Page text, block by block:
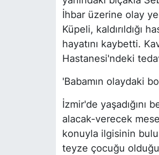
İhbar üzerine olay
Küpeli, kaldırıldığı
hayatını kaybetti.
Hastanesi'ndeki
'Babamın olaydaki
İzmir'de yaşadığını
alacak-verecek
konuyla ilgisinin
teyze çocuğu